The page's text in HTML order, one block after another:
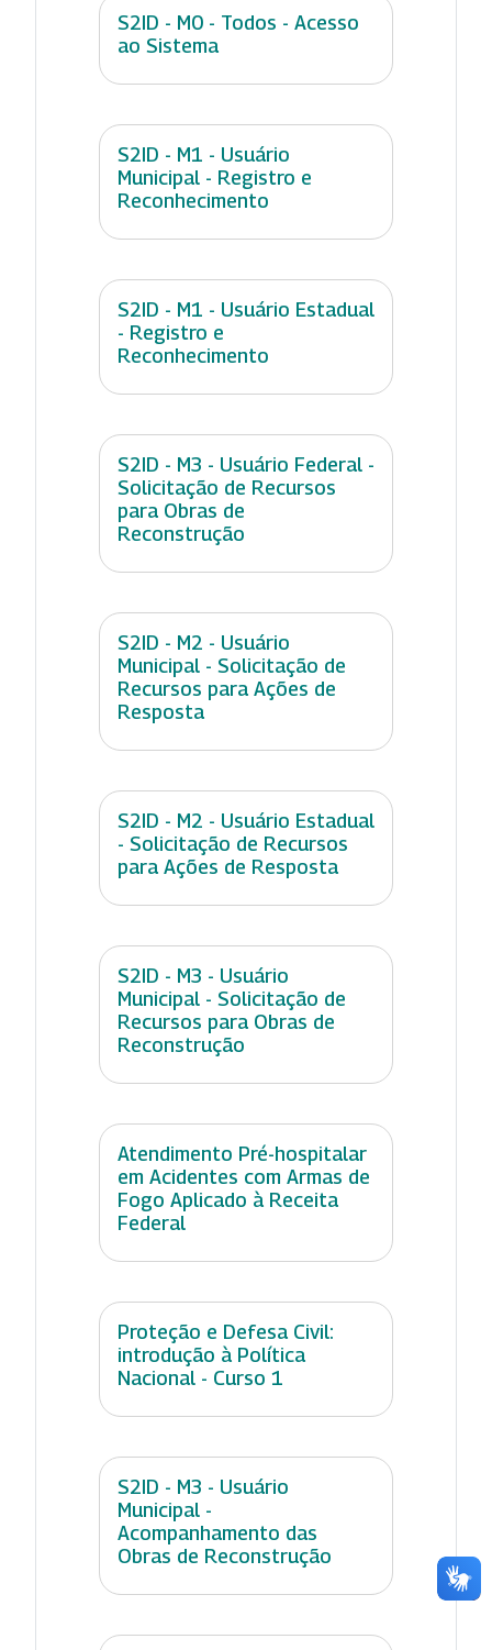
S2ID - M0 - Todos - Acesso
ao Sistema
S2ID - M1 - Usuário
Municipal - Registro e
Reconhecimento
S2ID - M1 - Usuário Estadual
- Registro e
Reconhecimento
S2ID - M3 - Usuário Federal -
Solicitação de Recursos
para Obras de
Reconstrução
S2ID - M2 - Usuário
Municipal - Solicitação de
Recursos para Ações de
Resposta
S2ID - M2 - Usuário Estadual
- Solicitação de Recursos
para Ações de Resposta
S2ID - M3 - Usuário
Municipal - Solicitação de
Recursos para Obras de
Reconstrução
Atendimento Pré-hospitalar
em Acidentes com Armas de
Fogo Aplicado à Receita
Federal
Proteção e Defesa Civil:
introdução à Política
Nacional - Curso 1
S2ID - M3 - Usuário
Municipal -
Acompanhamento das
Obras de Reconstrução